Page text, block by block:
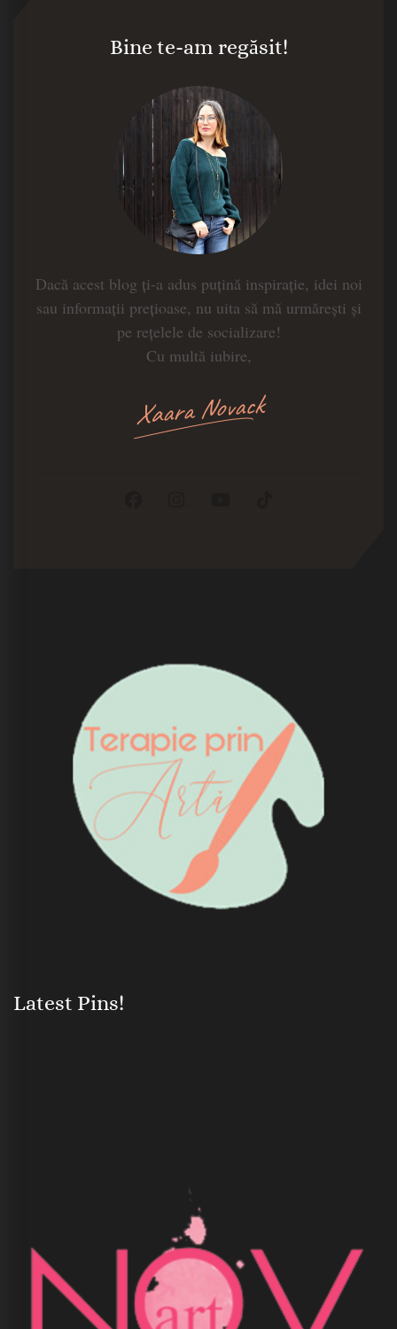
Bine te-am regăsit!
Dacă acest blog ți-a adus puțină inspirație, idei noi
sau informații prețioase, nu uita să mă urmărești și
pe rețelele de socializare!
Cu multă iubire,
Xaara Novack
Latest Pins!